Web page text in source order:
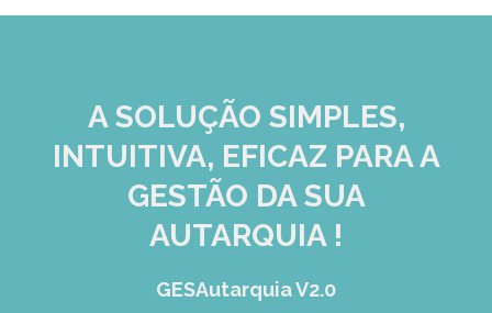
GESSNC-AP
GESSNC-AP Reg. Completo
GESPopulação
GESProcesso
GESRecrutamento
A SOLUÇÃO SIMPLES,
INTUITIVA, EFICAZ PARA A
GESTÃO DA SUA
AUTARQUIA !
GESAutarquia V2.0